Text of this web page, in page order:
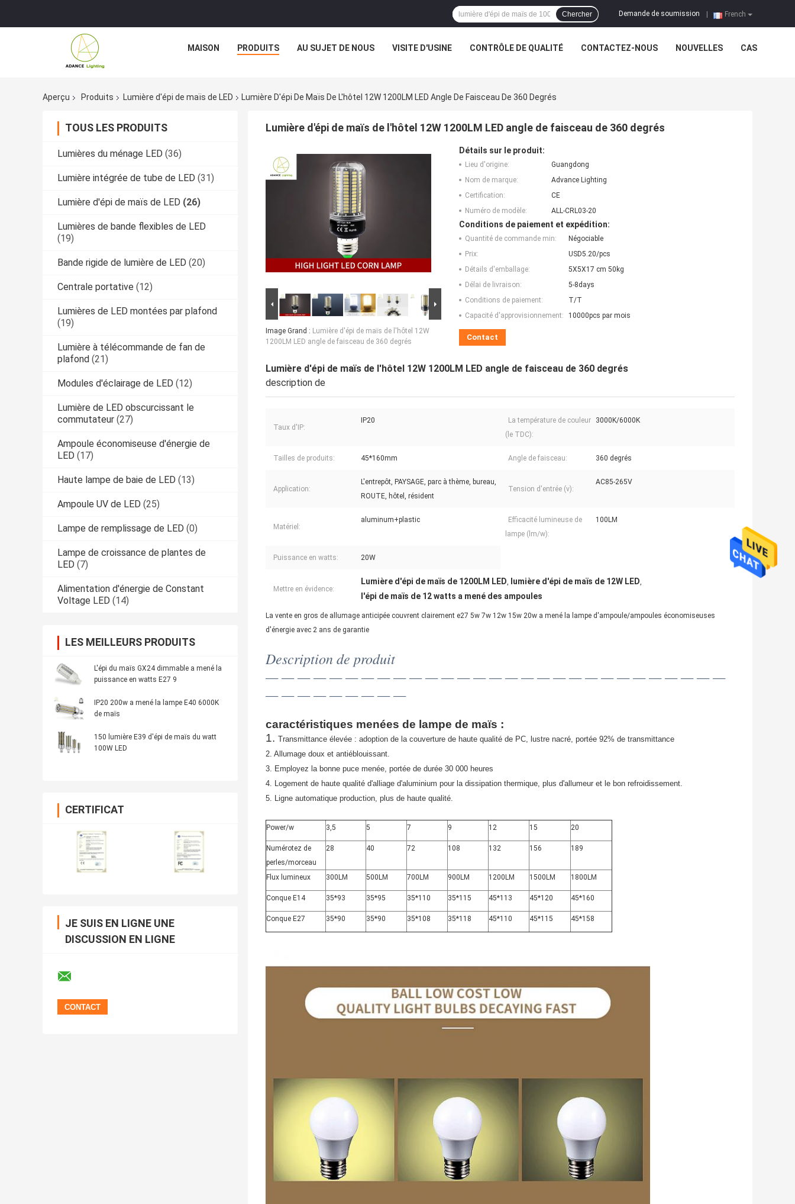
French
Demande de soumission
Chercher
MAISON PRODUITS AU SUJET DE NOUS VISITE D'USINE CONTRÔLE DE QUALITÉ CONTACTEZ-NOUS NOUVELLES CAS
Aperçu Produits Lumière d'épi de maïs de LED Lumière D'épi De Maïs De L'hôtel 12W 1200LM LED Angle De Faisceau De 360 Degrés
TOUS LES PRODUITS
Lumières du ménage LED (36)
Lumière intégrée de tube de LED (31)
Lumière d'épi de maïs de LED (26)
Lumières de bande flexibles de LED
(19)
Bande rigide de lumière de LED (20)
Centrale portative (12)
Lumières de LED montées par plafond
(19)
Lumière à télécommande de fan de
plafond (21)
Modules d'éclairage de LED (12)
Lumière de LED obscurcissant le
commutateur (27)
Ampoule économiseuse d'énergie de
LED (17)
Haute lampe de baie de LED (13)
Ampoule UV de LED (25)
Lampe de remplissage de LED (0)
Lampe de croissance de plantes de
LED (7)
Alimentation d'énergie de Constant
Voltage LED (14)
LES MEILLEURS PRODUITS
L'épi du maïs GX24 dimmable a mené la
puissance en watts E27 9
IP20 200w a mené la lampe E40 6000K
de maïs
150 lumière E39 d'épi de maïs du watt
100W LED
CERTIFICAT
JE SUIS EN LIGNE UNE
DISCUSSION EN LIGNE
Lumière d'épi de maïs de l'hôtel 12W 1200LM LED angle de faisceau de 360 degrés
Image Grand : Lumière d'épi de maïs de l'hôtel 12W
1200LM LED angle de faisceau de 360 degrés
Détails sur le produit:
Lieu d'origine:
Guangdong
Nom de marque:
Advance Lighting
Certification:
CE
Numéro de modèle:
ALL-CRL03-20
Conditions de paiement et expédition:
Quantité de commande min:
Négociable
Prix:
USD5.20/pcs
Détails d'emballage:
5X5X17 cm 50kg
Délai de livraison:
5-8days
Conditions de paiement:
T/T
Capacité d'approvisionnement:
10000pcs par mois
Contact
Lumière d'épi de maïs de l'hôtel 12W 1200LM LED angle de faisceau de 360 degrés
description de
Taux d'IP:
IP20
La température de couleur
(le TDC):
3000K/6000K
Tailles de produits: 45*160mm Angle de faisceau: 360 degrés
Application:
L'entrepôt, PAYSAGE, parc à thème, bureau,
ROUTE, hôtel, résident
Tension d'entrée (v):
AC85-265V
Matériel:
aluminum+plastic
Efficacité lumineuse de
lampe (lm/w):
100LM
Puissance en watts: 20W
Mettre en évidence:
Lumière d'épi de maïs de 1200LM LED, lumière d'épi de maïs de 12W LED,
l'épi de maïs de 12 watts a mené des ampoules
La vente en gros de allumage anticipée couvrent clairement e27 5w 7w 12w 15w 20w a mené la lampe d'ampoule/ampoules économiseuses
d'énergie avec 2 ans de garantie
Description de produit
— — — — — — — — — — — — — — — — — — — — — — — — — — — — —
— — — — — — — — —
caractéristiques menées de lampe de maïs :
1. Transmittance élevée : adoption de la couverture de haute qualité de PC, lustre nacré, portée 92% de transmittance
2. Allumage doux et antiéblouissant.
3. Employez la bonne puce menée, portée de durée 30 000 heures
4. Logement de haute qualité d'alliage d'aluminium pour la dissipation thermique, plus d'allumeur et le bon refroidissement.
5. Ligne automatique production, plus de haute qualité.
Power/w 3,5 5 7 9 12 15 20
Numérotez de
perles/morceau
28 40 72 108 132 156 189
Flux lumineux 300LM 500LM 700LM 900LM 1200LM 1500LM 1800LM
Conque E14 35*93 35*95 35*110 35*115 45*113 45*120 45*160
Conque E27 35*90 35*90 35*108 35*118 45*110 45*115 45*158